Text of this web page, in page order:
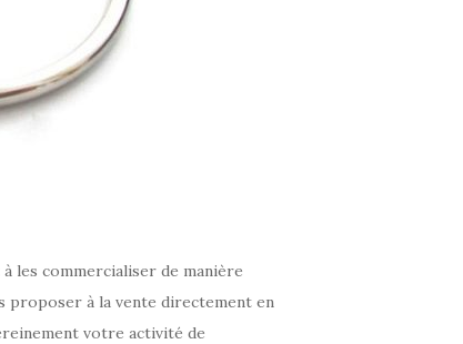
les commercialiser de manière
proposer à la vente directement en
votre activité de